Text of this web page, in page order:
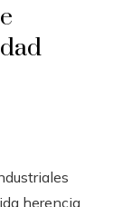
herencia